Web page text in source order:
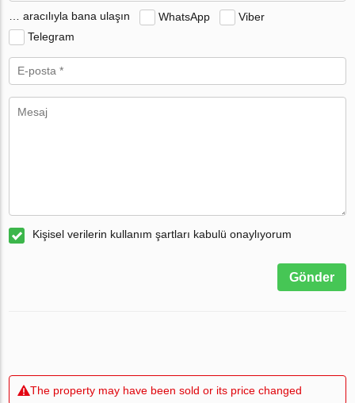
… aracılıyla bana ulaşın WhatsApp
Viber
Telegram
Kişisel verilerin kullanım şartları kabulü onaylıyorum
Gönder
The property may have been sold or its price changed